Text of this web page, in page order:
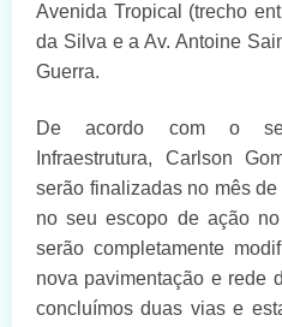
Avenida Tropical (trecho
da Silva e a Av. Antoine
Guerra.
De acordo com o
Infraestrutura, Carlson
serão finalizadas no mês
no seu escopo de ação
serão completamente
nova pavimentação e rede
concluímos duas vias e